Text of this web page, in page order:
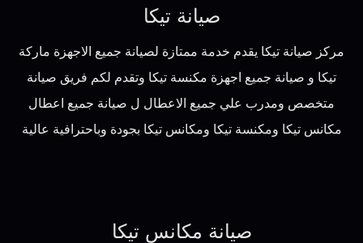
صيانة تيكا
مركز صيانة تيكا يقدم خدمة ممتازة لصيانة جميع الاجهزة ماركة
تيكا و صيانة جميع اجهزة مكنسة تيكا وتقدم لكم فريق صيانة
متخصص ومدرب علي جميع الاعطال ل صيانة جميع اعطال
مكانس تيكا ومكنسة تيكا ومكانس تيكا بجودة وباحترافية عالية
صيانة مكانس تيكا